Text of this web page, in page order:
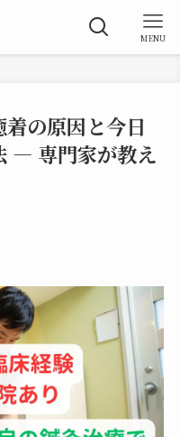
MENU
の原因と今日
— 専門家が教え